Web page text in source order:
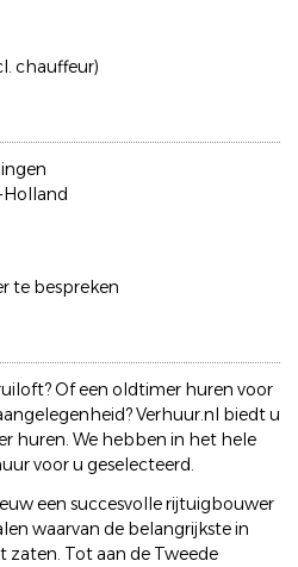
chauffeur)
te bespreken
Of een oldtimer huren voor
Verhuur.nl biedt u
huren. We hebben in het hele
voor u geselecteerd.
een succesvolle rijtuigbouwer
waarvan de belangrijkste in
zaten. Tot aan de Tweede